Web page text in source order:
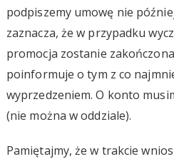
podpiszemy umowę nie
zaznacza, że w przypadku
promocja zostanie
poinformuje o tym z co
wyprzedzeniem. O konto
(nie można w oddziale).
Pamiętajmy, że w trakcie